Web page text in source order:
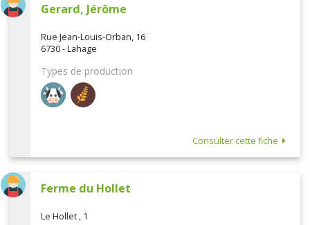
Gerard, Jérôme
Rue Jean-Louis-Orban, 16
6730 - Lahage
Types de production
Consulter cette fiche
Ferme du Hollet
Le Hollet , 1